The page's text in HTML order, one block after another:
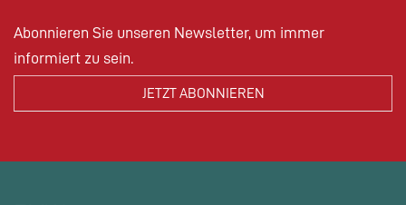
Abonnieren Sie unseren Newsletter, um immer
informiert zu sein.